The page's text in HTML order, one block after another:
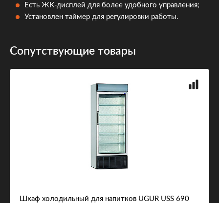
Есть ЖК-дисплей для более удобного управления;
Установлен таймер для регулировки работы.
Сопутствующие товары
Шкаф холодильный для напитков UGUR USS 690